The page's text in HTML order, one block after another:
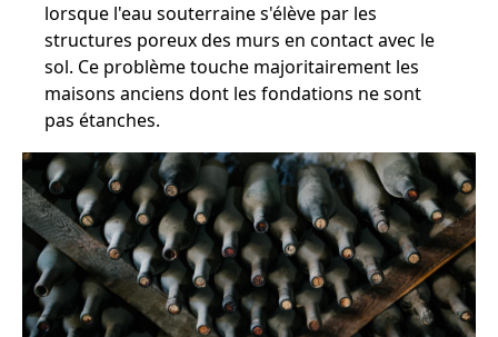
lorsque l'eau souterraine s'élève par les
structures poreux des murs en contact avec le
sol. Ce problème touche majoritairement les
maisons anciens dont les fondations ne sont
pas étanches.